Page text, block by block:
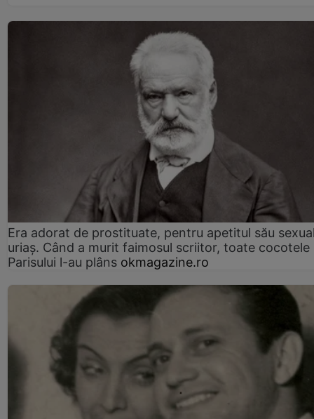
Era adorat de prostituate, pentru apetitul său
uriaș. Când a murit faimosul scriitor, toate cocotele
Parisului l-au plâns okmagazine.ro